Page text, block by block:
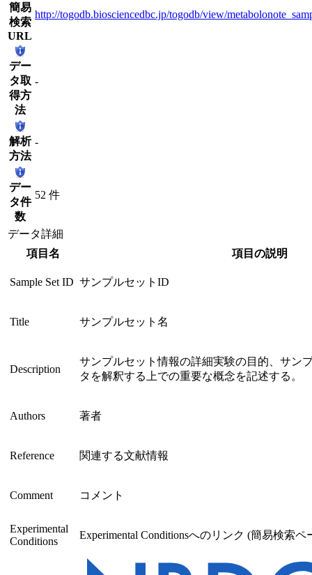
簡易
検索
URL
http://togodb.biosciencedbc.jp/togodb/view/
デー
タ取
得方
法
-
解析
方法
-
デー
タ件
数
52 件
データ詳細
項目名
項目の説明
Sample Set ID サンプルセットID
Title サンプルセット名
Description
サンプルセット情報の詳細実験の目的、サン
タを解釈する上での重要な概念を記述する。
Authors 著者
Reference 関連する文献情報
Comment コメント
Experimental
Conditions
Experimental Conditionsへのリンク (簡易検索ペ